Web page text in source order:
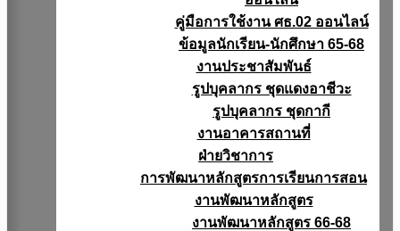
คู่มือการใช้งาน ศธ.02 ออนไลน์
ข้อมูลนักเรียน-นักศึกษา 65-68
งานประชาสัมพันธ์
รูปบุคลากร ชุดแดงอาชีวะ
รูปบุคลากร ชุดกากี
งานอาคารสถานที่
ฝ่ายวิชาการ
การพัฒนาหลักสูตรการเรียนการสอน
งานพัฒนาหลักสูตร
งานพัฒนาหลักสูตร 66-68